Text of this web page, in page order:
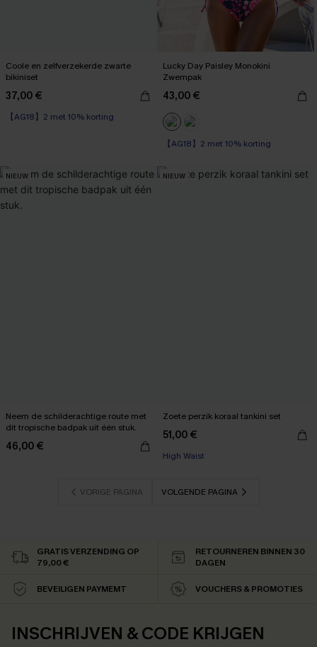
Coole en zelfverzekerde zwarte
bikiniset
37,00 €
【AG18】2 met 10% korting
Lucky Day Paisley Monokini
Zwempak
43,00 €
【AG18】2 met 10% korting
NIEUW
Neem de schilderachtige route met
dit tropische badpak uit één stuk.
46,00 €
NIEUW
Zoete perzik koraal tankini set
51,00 €
High Waist
VORIGE PAGINA VOLGENDE PAGINA
GRATIS VERZENDING OP
79,00 €
RETOURNEREN BINNEN 30
DAGEN
BEVEILIGEN PAYMEMT VOUCHERS & PROMOTIES
INSCHRIJVEN & CODE KRIJGEN